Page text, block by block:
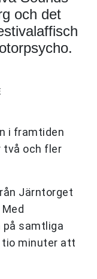
och det
i framtiden
två och fler
Järntorget
på samtliga
minuter att